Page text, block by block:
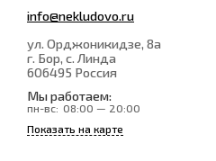
info@nekludovo.ru
ул. Орджоникидзе, 8а
г. Бор, с. Линда
606495 Россия
Мы работаем:
пн-вс: 08:00 — 20:00
Показать на карте